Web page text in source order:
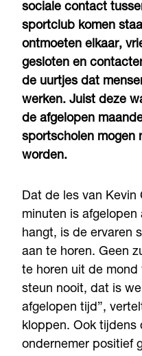
sociale contact
sportclub komen
ontmoeten elkaar,
gesloten en
de uurtjes dat
werken. Juist deze
de afgelopen
sportscholen mogen
worden.
Dat de les van Kevin
minuten is afgelopen
hangt, is de ervaren
aan te horen. Geen
te horen uit de mond
steun nooit, dat is
afgelopen tijd”,
kloppen. Ook tijdens
ondernemer positief